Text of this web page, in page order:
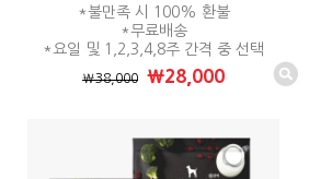
*불만족 시 100% 환불
*무료배송
*요일 및 1,2,3,4,8주 간격 중 선택
₩38,000 ₩28,000